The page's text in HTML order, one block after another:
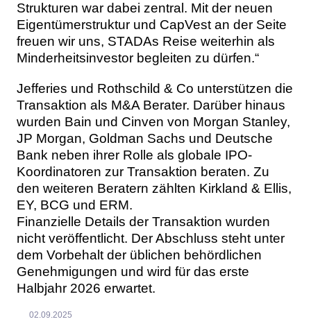
Strukturen war dabei zentral. Mit der neuen
Eigentümerstruktur und CapVest an der Seite
freuen wir uns, STADAs Reise weiterhin als
Minderheitsinvestor begleiten zu dürfen.“
Jefferies und Rothschild & Co unterstützen die
Transaktion als M&A Berater. Darüber hinaus
wurden Bain und Cinven von Morgan Stanley,
JP Morgan, Goldman Sachs und Deutsche
Bank neben ihrer Rolle als globale IPO-
Koordinatoren zur Transaktion beraten. Zu
den weiteren Beratern zählten Kirkland & Ellis,
EY, BCG und ERM.
Finanzielle Details der Transaktion wurden
nicht veröffentlicht. Der Abschluss steht unter
dem Vorbehalt der üblichen behördlichen
Genehmigungen und wird für das erste
Halbjahr 2026 erwartet.
02.09.2025